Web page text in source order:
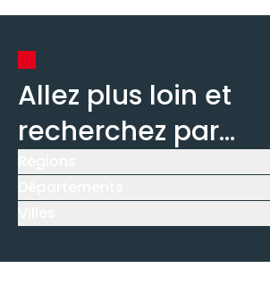
Allez plus loin et
recherchez par...